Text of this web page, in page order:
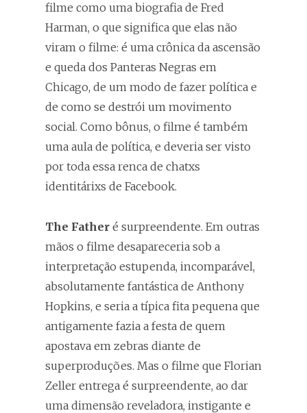
filme como uma biografia de Fred
Harman, o que significa que elas não
viram o filme: é uma crônica da ascensão
e queda dos Panteras Negras em
Chicago, de um modo de fazer política e
de como se destrói um movimento
social. Como bônus, o filme é também
uma aula de política, e deveria ser visto
por toda essa renca de chatxs
identitárixs de Facebook.
The Father é surpreendente. Em outras
mãos o filme desapareceria sob a
interpretação estupenda, incomparável,
absolutamente fantástica de Anthony
Hopkins, e seria a típica fita pequena que
antigamente fazia a festa de quem
apostava em zebras diante de
superproduções. Mas o filme que Florian
Zeller entrega é surpreendente, ao dar
uma dimensão reveladora, instigante e